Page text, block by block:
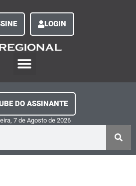
LOGIN
DO ASSINANTE
7de Agostode 2026